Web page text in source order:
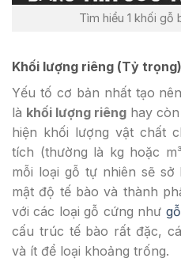
Tìm hiểu 1 khối gỗ
Khối lượng riêng (Tỷ
Yếu tố cơ bản nhất tạo
là khối lượng riêng hay
hiện khối lượng vật chất
tích (thường là kg hoặc
mỗi loại gỗ tự nhiên sẽ
mật độ tế bào và thành
với các loại gỗ cứng như
cấu trúc tế bào rất đặc,
và ít để loại khoảng trống.